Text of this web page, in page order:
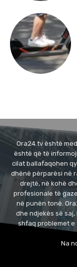
Ora24.tv është
është që të
cilat ballafaqohen
dhënë përparësi në
drejtë, në kohë
profesionale të
në punën tonë.
dhe ndjekës së
shfaq problemet e
Na